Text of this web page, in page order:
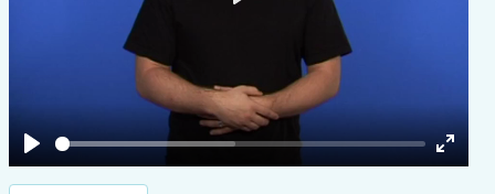
Play
Enter